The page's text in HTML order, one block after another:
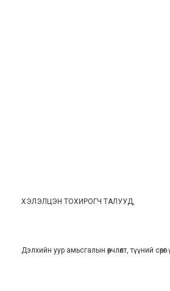
ХЭЛЭЛЦЭН ТОХИРОГЧ ТАЛУУД,
Дэлхийн уур амьсгалын өөрчлөлт, түүний